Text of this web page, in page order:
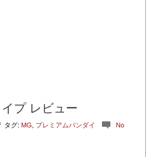
プ レビュー
タグ: MG, プレミアムバンダイ c No